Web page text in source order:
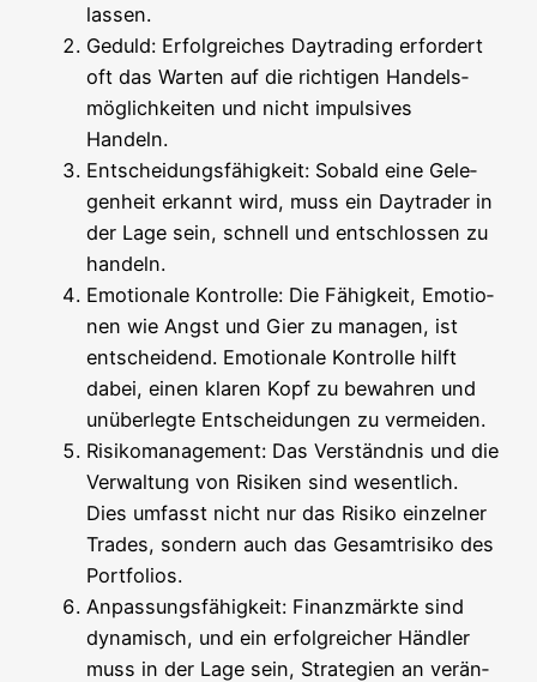
lassen.
Geduld: Erfolg­rei­ches Day­tra­ding erfor­dert
oft das War­ten auf die rich­ti­gen Han­dels­
mög­lich­kei­ten und nicht impul­si­ves
Handeln.
Ent­schei­dungs­fä­hig­keit: Sobald eine Gele­
gen­heit erkannt wird, muss ein Day­trader in
der Lage sein, schnell und ent­schlos­sen zu
handeln.
Emo­tio­na­le Kon­trol­le: Die Fähig­keit, Emo­tio­
nen wie Angst und Gier zu mana­gen, ist
ent­schei­dend. Emo­tio­na­le Kon­trol­le hilft
dabei, einen kla­ren Kopf zu bewah­ren und
unüber­leg­te Ent­schei­dun­gen zu vermeiden.
Risi­ko­ma­nage­ment: Das Ver­ständ­nis und die
Ver­wal­tung von Risi­ken sind wesent­lich.
Dies umfasst nicht nur das Risi­ko ein­zel­ner
Trades, son­dern auch das Gesamt­ri­si­ko des
Portfolios.
Anpas­sungs­fä­hig­keit: Finanz­märk­te sind
dyna­misch, und ein erfolg­rei­cher Händ­ler
muss in der Lage sein, Stra­te­gien an ver­än­